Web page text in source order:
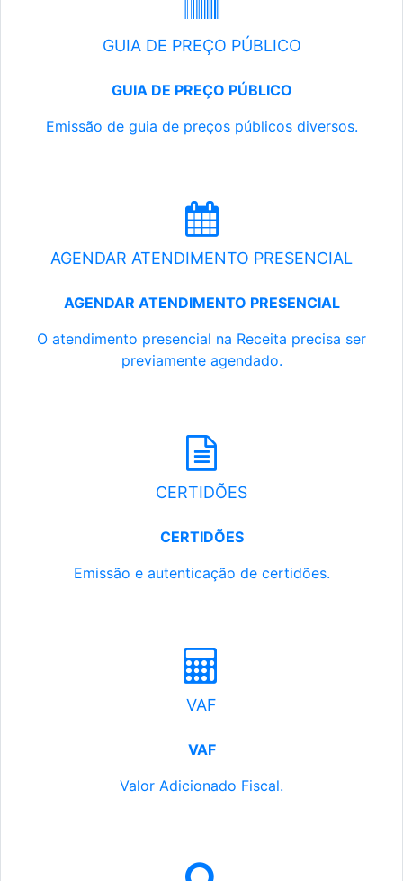
GUIA DE PREÇO PÚBLICO
GUIA DE PREÇO PÚBLICO
Emissão de guia de preços públicos diversos.
AGENDAR ATENDIMENTO PRESENCIAL
AGENDAR ATENDIMENTO PRESENCIAL
O atendimento presencial na Receita precisa ser
previamente agendado.
CERTIDÕES
CERTIDÕES
Emissão e autenticação de certidões.
VAF
VAF
Valor Adicionado Fiscal.